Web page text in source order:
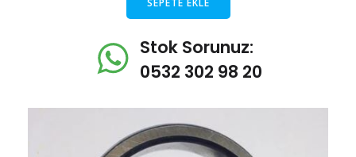
SEPETE EKLE
Stok Sorunuz:
0532 302 98 20